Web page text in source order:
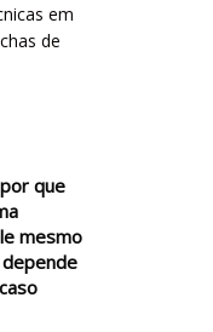
em
de
que
mesmo